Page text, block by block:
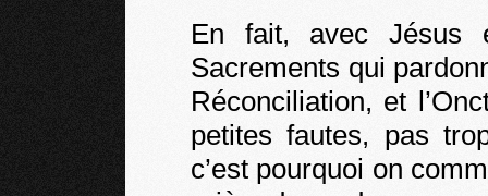
En fait, avec
Sacrements qui
Réconciliation, et
petites fautes, pas
c’est pourquoi on